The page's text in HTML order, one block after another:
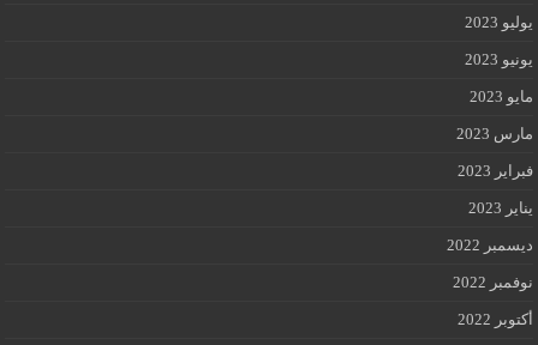
يوليو 2023
يونيو 2023
مايو 2023
مارس 2023
فبراير 2023
يناير 2023
ديسمبر 2022
نوفمبر 2022
أكتوبر 2022